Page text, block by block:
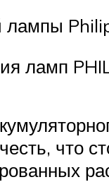
лампы
ламп
что